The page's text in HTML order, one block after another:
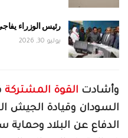
رئيس الوزراء
يوليو 30, 2026
وأشادت القوة المشتركة
السودان وقيادة الجيش
الدفاع عن البلاد وحماية